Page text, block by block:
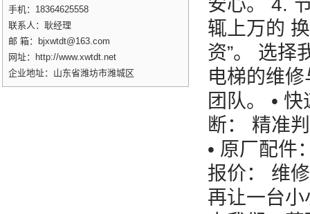
安心。 4.
辄上万的
资”。 选择
电梯的维
团队。 •
断： 精准
• 原厂配件
报价： 维
再让一台小
手机：18364625558
联系人：耿经理
邮 箱：bjxwtdt@163.com
网址：http://www.xwtdt.net
企业地址：山东省潍坊市潍城区